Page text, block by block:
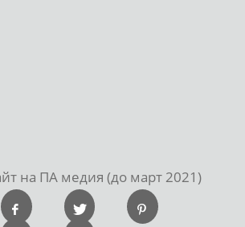
на ПА медия (до март 2021)